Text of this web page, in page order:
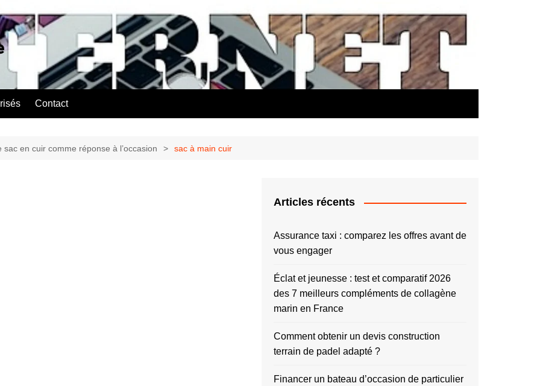
Contact
sac en cuir comme réponse à l’occasion sac à main cuir
Articles récents
Assurance taxi : comparez les offres avant de
vous engager
Éclat et jeunesse : test et comparatif 2026
des 7 meilleurs compléments de collagène
marin en France
Comment obtenir un devis construction
terrain de padel adapté ?
Financer un bateau d’occasion de particulier